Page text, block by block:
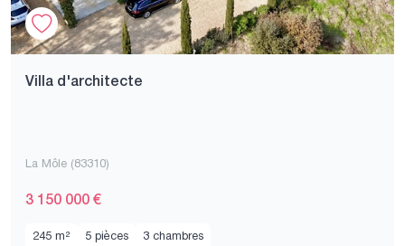
Villa d'architecte
La Môle (83310)
3 150 000 €
245 m² 5 pièces 3 chambres